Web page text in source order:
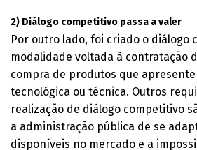
2) Diálogo competitivo passa a valer
Por outro lado, foi criado o diálogo
modalidade voltada à contratação
compra de produtos que
tecnológica ou técnica. Outros
realização de diálogo competitivo
a administração pública de se
disponíveis no mercado e a